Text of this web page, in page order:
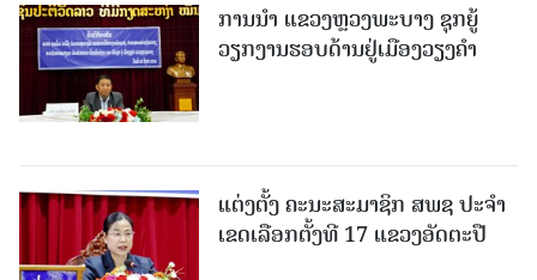
ການນຳ ແຂວງຫຼວງພະບາງ ຊຸກຍູ້
ວຽກງານຮອບດ້ານຢູ່ເມືອງວຽງຄໍາ
ແຕ່ງຕັ້ງ ຄະນະສະມາຊິກ ສພຊ ປະຈຳ
ເຂດເລືອກຕັ້ງທີ 17 ແຂວງອັດຕະປື